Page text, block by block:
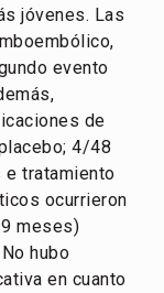
jóvenes. Las
evento
de
4/48
e tratamiento
ocurrieron
meses)
hubo
en cuanto